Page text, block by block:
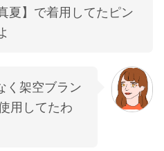
夏】で着用してたピン
く架空ブラン
用してたわ